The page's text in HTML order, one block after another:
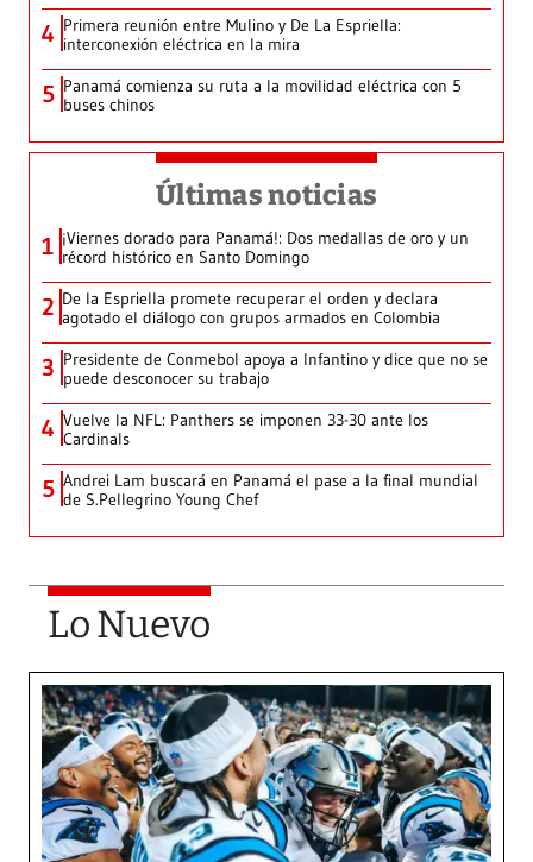
4 Primera reunión entre Mulino y De La Espriella:
interconexión eléctrica en la mira
5 Panamá comienza su ruta a la movilidad eléctrica con 5
buses chinos
Últimas noticias
1 ¡Viernes dorado para Panamá!: Dos medallas de oro y un
récord histórico en Santo Domingo
2 De la Espriella promete recuperar el orden y declara
agotado el diálogo con grupos armados en Colombia
3 Presidente de Conmebol apoya a Infantino y dice que no se
puede desconocer su trabajo
4 Vuelve la NFL: Panthers se imponen 33-30 ante los
Cardinals
5 Andrei Lam buscará en Panamá el pase a la final mundial
de S.Pellegrino Young Chef
Lo Nuevo